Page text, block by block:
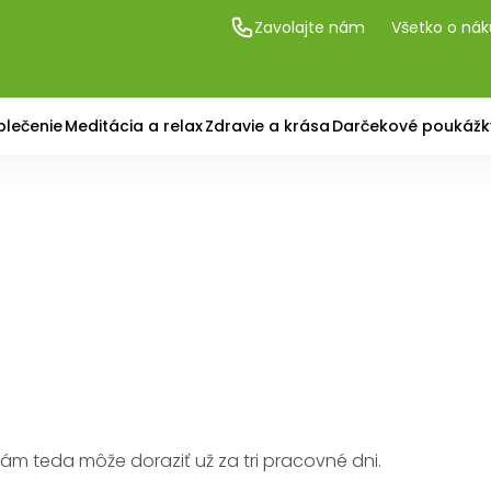
Zavolajte nám Všetko o
Meditácia a relaxZdravie a krása Darčekové
teda môže doraziť už za tri pracovné dni.